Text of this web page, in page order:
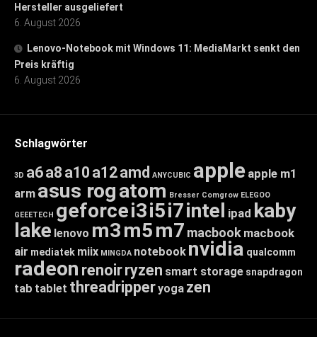
Hersteller ausgeliefert
6. August 2026
Lenovo-Notebook mit Windows 11: MediaMarkt senkt den
Preis kräftig
6. August 2026
Schlagwörter
3D a6a8 a10 a12amd ANYCUBIC apple apple m1
arm asus rogatom Bresser Comgrow ELEGOO
GEEETECH geforcei3i5i7intel ipad kaby
lake lenovo m3m5m7 macbook macbook
air mediatek miix MINGDA notebook nvidia qualcomm
radeon renoirryzen smart storage snapdragon
tab tablet threadripperyoga zen